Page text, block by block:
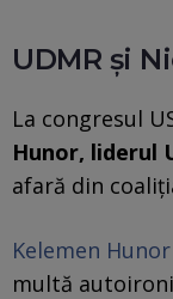
UDMR și
La congresul
Hunor, liderul
afară din
Kelemen
multă